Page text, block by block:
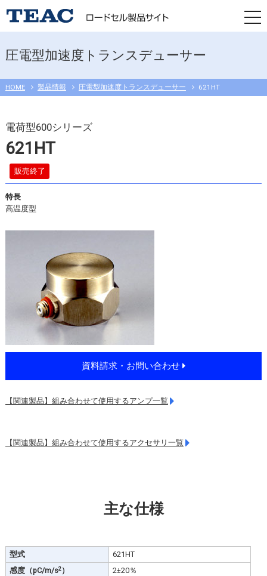
圧電型加速度トランスデューサー
HOME 製品情報 圧電型加速度トランスデューサー 621HT
電荷型600シリーズ
621HT
販売終了
特長
高温度型
資料請求・お問い合わせ
【関連製品】組み合わせて使用するアンプ一覧
【関連製品】組み合わせて使用するアクセサリ一覧
主な仕様
型式
621HT
感度（pC/m/s2）
2±20％